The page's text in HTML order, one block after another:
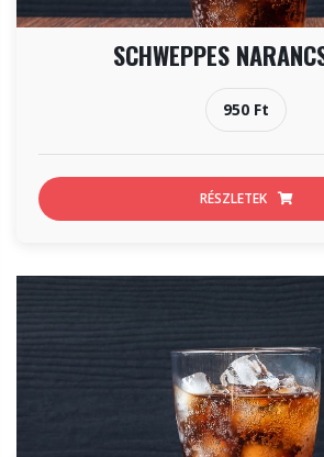
SCHWEPPES
950 Ft
RÉSZLETEK